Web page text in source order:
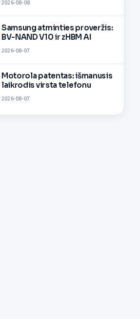
2026-08-08
Samsung atminties proveržis:
BV-NAND V10 ir zHBM AI
2026-08-07
Motorola patentas: išmanusis
laikrodis virsta telefonu
2026-08-07